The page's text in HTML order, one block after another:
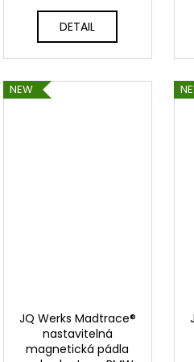
DETAIL
NEW
JQ Werks Madtrace®
nastavitelná
magnetická pádla